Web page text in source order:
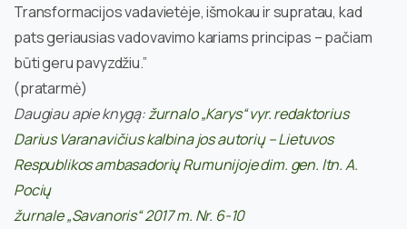
Transformacijos vadavietėje, išmokau ir supratau, kad
pats geriausias vadovavimo kariams principas – pačiam
būti geru pavyzdžiu.”
(pratarmė)
Daugiau apie knygą:žurnalo „Karys“ vyr. redaktorius
Darius Varanavičius kalbina jos autorių – Lietuvos
Respublikos ambasadorių Rumunijoje dim. gen. ltn. A.
Pocių
žurnale „Savanoris“ 2017 m. Nr. 6-10